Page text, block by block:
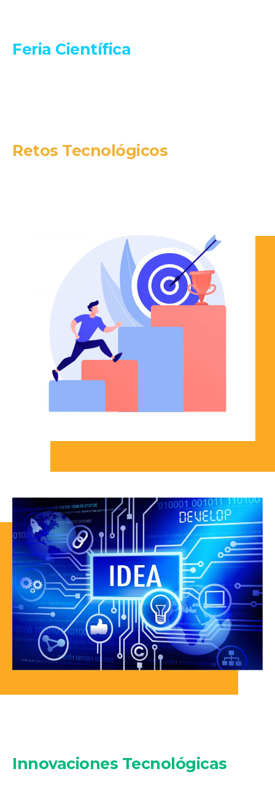
Feria Científica
Retos Tecnológicos
Innovaciones Tecnológicas